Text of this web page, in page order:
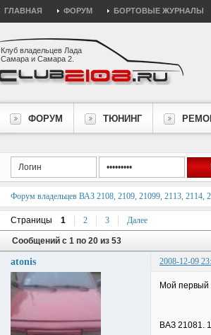
ГЛАВНАЯ ФОРУМ БОРТОВЫЕ ЖУРНАЛЫ
Клуб владельцев Лада
Самара и Самара 2.
ФОРУМ ТЮНИНГ
Форум владельцев ВАЗ 2108, 2109, 21099, 2113, 2114,
Страницы 1 2 3 Далее
Сообщений с 1 по 20 из 53
atonis 2008-12-09
Мой первый
ВАЗ 21081.